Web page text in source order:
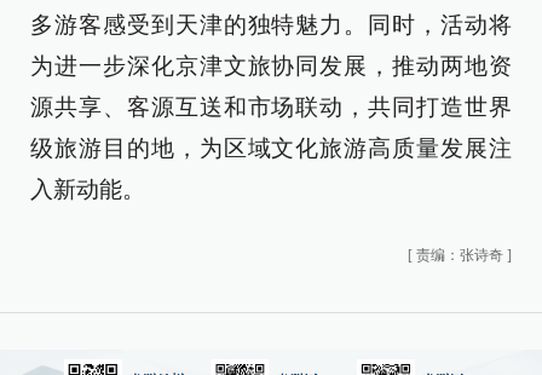
多游客感受到天津的独特魅力。同时，活动将
为进一步深化京津文旅协同发展，推动两地资
源共享、客源互送和市场联动，共同打造世界
级旅游目的地，为区域文化旅游高质量发展注
入新动能。
[ 责编：张诗奇 ]